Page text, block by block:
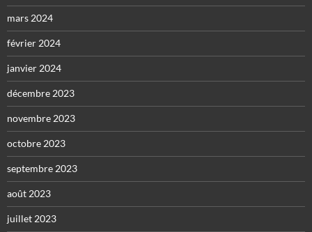
mars 2024
février 2024
janvier 2024
décembre 2023
novembre 2023
octobre 2023
septembre 2023
août 2023
juillet 2023